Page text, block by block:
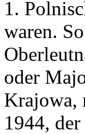
1.
waren.
oder
Krajowa,
1944,